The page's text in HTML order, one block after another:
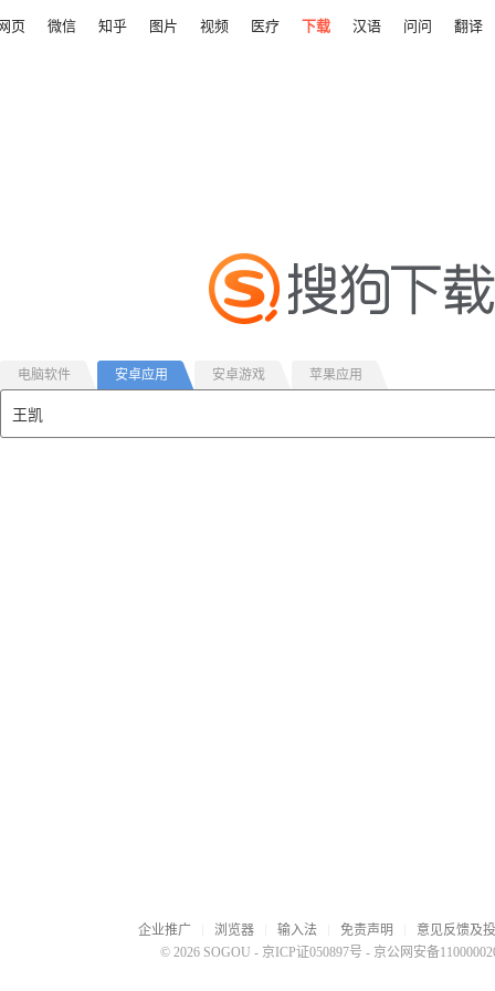
页 微信 知乎 图片 视频 医疗 下载 汉语 问问 翻译
电脑软件 安卓应用 安卓游戏 苹果应用
企业推广 浏览器 输入法 免责声明
意见反馈及
© 2026 SOGOU - 京ICP证050897号 - 京公网安备